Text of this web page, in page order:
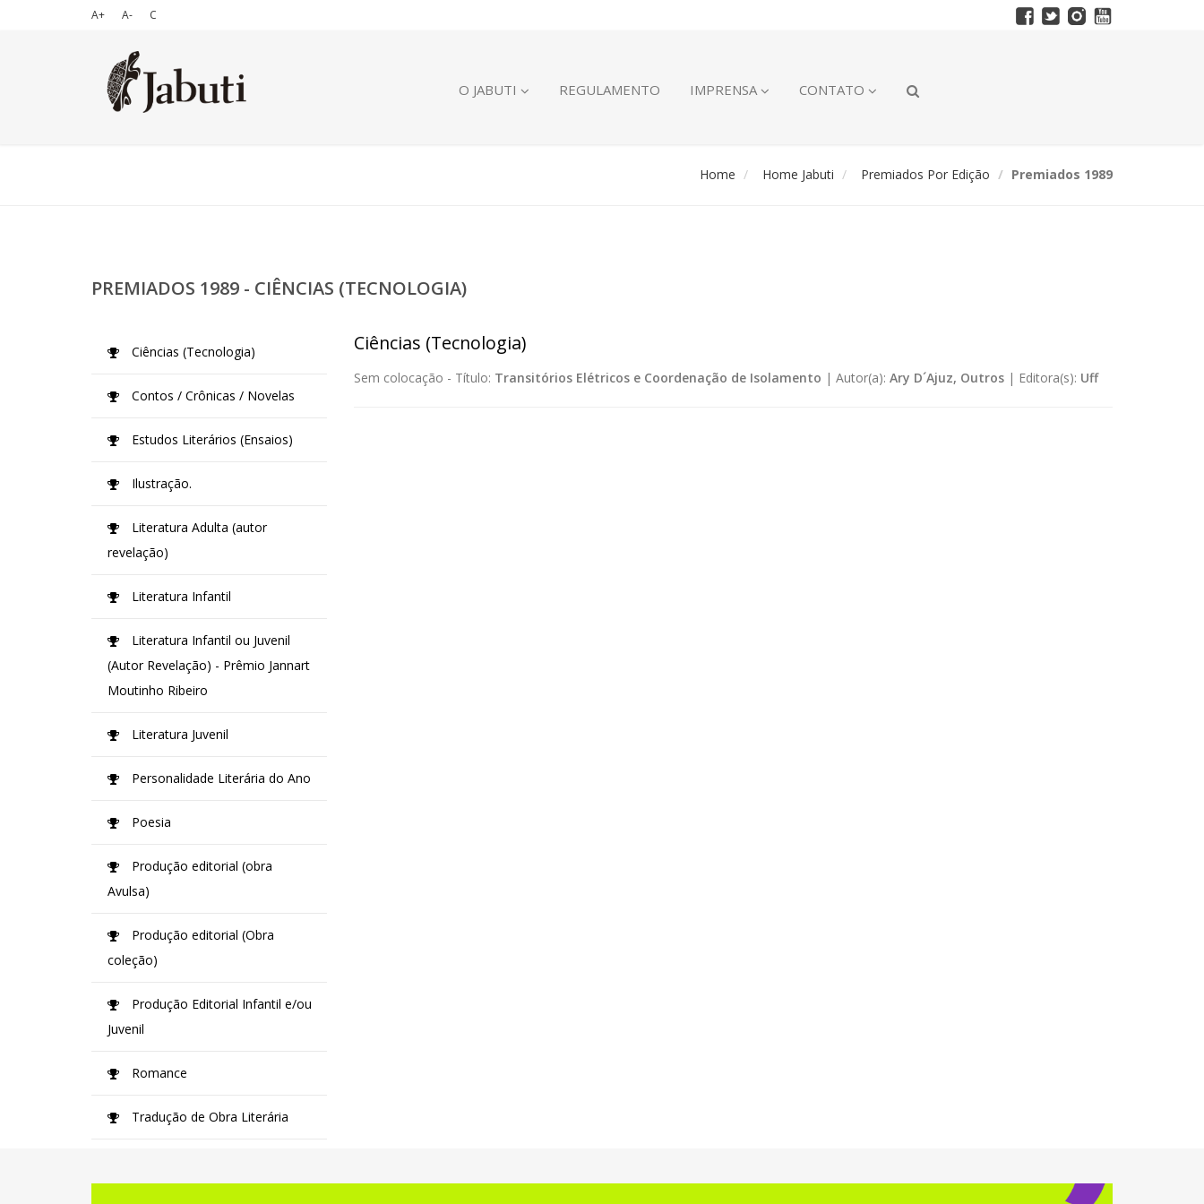
A+ A- C
O JABUTI REGULAMENTO IMPRENSA CONTATO
Home Home Jabuti Premiados Por Edição Premiados 1989
PREMIADOS 1989 - CIÊNCIAS (TECNOLOGIA)
Ciências (Tecnologia)
Sem colocação - Título: Transitórios Elétricos e Coordenação de Isolamento | Autor(a): Ary D´Ajuz, Outros| Editora(s): Uff
Ciências (Tecnologia)
Contos / Crônicas / Novelas
Estudos Literários (Ensaios)
Ilustração.
Literatura Adulta (autor
revelação)
Literatura Infantil
Literatura Infantil ou Juvenil
(Autor Revelação) - Prêmio Jannart
Moutinho Ribeiro
Literatura Juvenil
Personalidade Literária do Ano
Poesia
Produção editorial (obra
Avulsa)
Produção editorial (Obra
coleção)
Produção Editorial Infantil e/ou
Juvenil
Romance
Tradução de Obra Literária